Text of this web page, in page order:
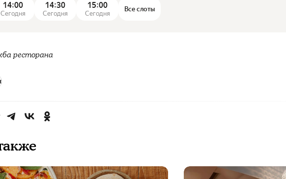
14:00
Сегодня
14:30
Сегодня
15:00
Сегодня
Все слоты
ресторана